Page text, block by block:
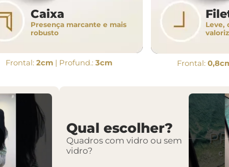
Caixa
Presença marcante e mais
robusto
Frontal:2cm | Profund.:3cm
Leve,
Frontal:
Qual escolher?
Quadros com vidro ou sem
vidro?